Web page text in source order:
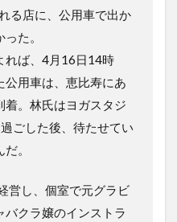
る店に、公用車で出か
た。
れば、4月16日14時
公用車は、恵比寿にあ
着。林氏はヨガスタジ
ごした後、待たせてい
。
営し、個室で元グラビ
バクラ嬢のインストラ